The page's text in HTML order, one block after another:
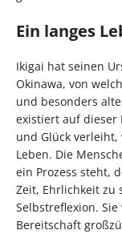
Ein langes
Ikigai hat seinen
Okinawa, von
und besonders
existiert auf dieser
und Glück
Leben. Die
ein Prozess steht,
Zeit, Ehrlichkeit zu
Selbstreflexion.
Bereitschaft